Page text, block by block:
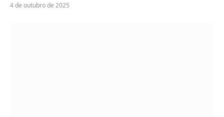
4 de outubro de 2025